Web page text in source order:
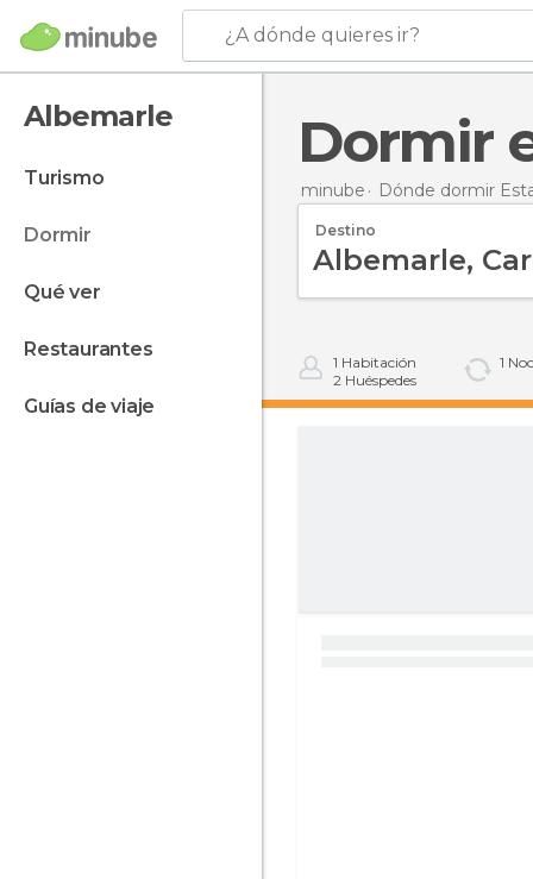
¿A dónde quieres ir?
Albemarle
turismo
dormir
qué ver
restaurantes
guías de viaje
minube Dónde dormir
Destino
1 Habitación
2 Huéspedes
1